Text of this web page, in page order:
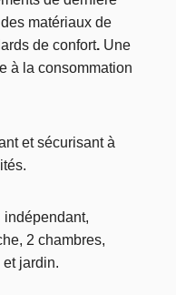
matériaux de
de confort. Une
à la consommation
et sécurisant à
indépendant,
2 chambres,
jardin.